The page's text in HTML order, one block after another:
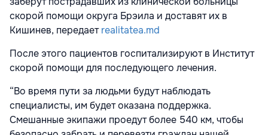
скорой помощи округа Брэила и доставят их в
Кишинев, передаетrealitatea.md
После этого пациентов госпитализируют в Институт
скорой помощи для последующего лечения.
“Во время пути за людьми будут наблюдать
специалисты, им будет оказана поддержка.
Смешанные экипажи проедут более 540 км, чтобы